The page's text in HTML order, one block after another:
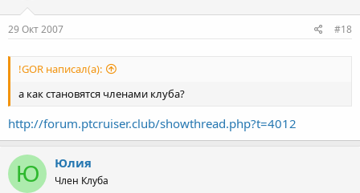
29 Окт 2007 #18
!GOR написал(а):
а как становятся членами клуба?
http://forum.ptcruiser.club/showthread.php?t=4012
Ю Юлия
Член Клуба